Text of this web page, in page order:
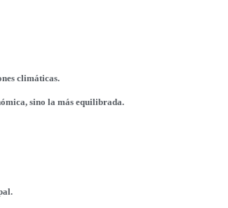
climáticas.
sino la más equilibrada.